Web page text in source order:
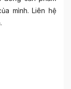
mình. Liên hệ